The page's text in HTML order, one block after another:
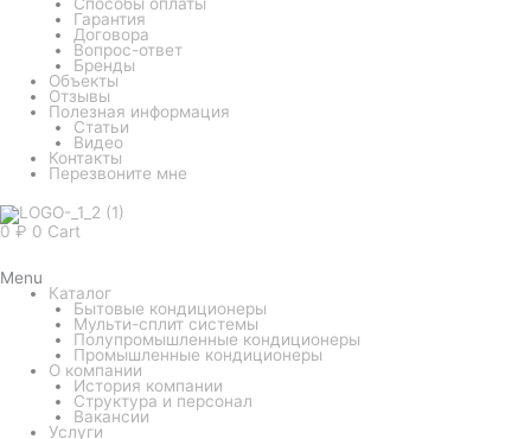
Гарантия
Договора
Вопрос-ответ
Бренды
Объекты
Отзывы
Полезная информация
Статьи
Видео
Контакты
Перезвоните мне
0 ₽ 0 Cart
Menu
Каталог
Бытовые кондиционеры
Мульти-сплит системы
Полупромышленные кондиционеры
Промышленные кондиционеры
О компании
История компании
Структура и персонал
Вакансии
Услуги